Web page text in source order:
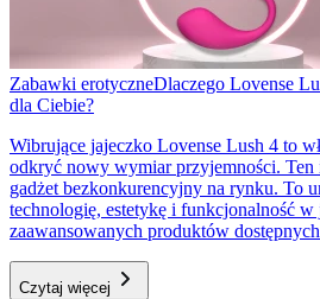
Zabawki erotyczneDlaczego Lovense
dla Ciebie?
Wibrujące jajeczko Lovense Lush 4 to
odkryć nowy wymiar przyjemności.
gadżet bezkonkurencyjny na rynku. To
technologię, estetykę i funkcjonalność w
zaawansowanych produktów
Czytaj więcej